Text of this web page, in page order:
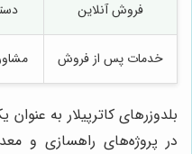
فروش آنلاین
خدمات پس از فروش
بلدوزرهای کاترپیلار به
در پروژه‌های راهسازی و